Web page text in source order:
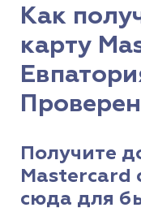
Как
карту
Получите
Mastercard
сюда для